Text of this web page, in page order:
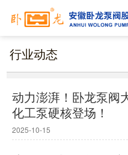
行业动态
动力澎湃！卧龙泵阀
化工泵硬核登场！
2025-10-15